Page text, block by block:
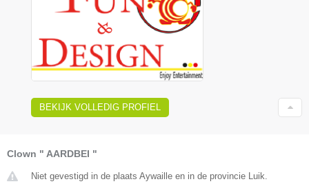
BEKIJK VOLLEDIG PROFIEL
Clown " AARDBEI "
Niet gevestigd in de plaats Aywaille en in de provincie Luik.